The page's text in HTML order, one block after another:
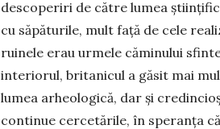
descoperiri de către lumea
cu săpăturile, mult față de cele
rui­nele erau urmele căminului
interiorul, britanicul a găsit mai
lumea arheologică, dar și
continue cercetările, în speranța